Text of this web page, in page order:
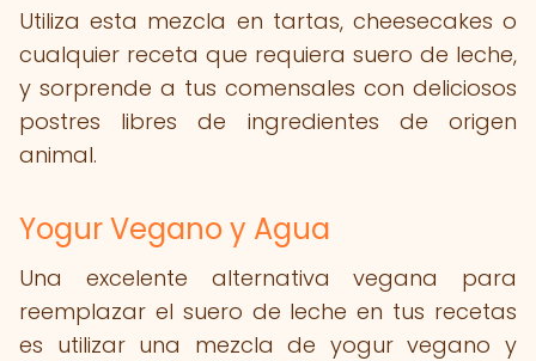
Utiliza esta mezcla en tartas, cheesecakes o
cualquier receta que requiera suero de leche,
y sorprende a tus comensales con deliciosos
postres libres de ingredientes de origen
animal.
Yogur Vegano y Agua
Una excelente alternativa vegana para
reemplazar el suero de leche en tus recetas
es utilizar una mezcla de yogur vegano y